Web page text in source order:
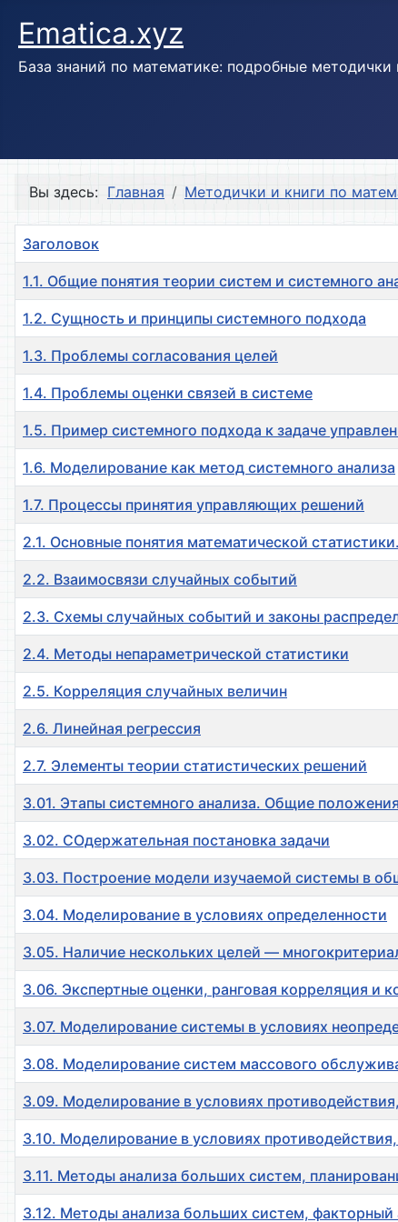
Ematica.xyz
База знаний по математике: подробные
Вы здесь: Главная Методички и книги по
Заголовок
1.1. Общие понятия теории систем и системного
1.2. Сущность и принципы системного подхода
1.3. Проблемы согласования целей
1.4. Проблемы оценки связей в системе
1.5. Пример системного подхода к задаче
1.6. Моделирование как метод системного анализа
1.7. Процессы принятия управляющих решений
2.1. Основные понятия математической
2.2. Взаимосвязи случайных событий
2.3. Схемы случайных событий и законы
2.4. Методы непараметрической статистики
2.5. Корреляция случайных величин
2.6. Линейная регрессия
2.7. Элементы теории статистических решений
3.01. Этапы системного анализа. Общие положения
3.02. СОдержательная постановка задачи
3.03. Построение модели изучаемой системы в
3.04. Моделирование в условиях определенности
3.05. Наличие нескольких целей —
3.06. Экспертные оценки, ранговая корреляция и
3.07. Моделирование системы в условиях
3.08. Моделирование систем массового
3.09. Моделирование в условиях
3.10. Моделирование в условиях
3.11. Методы анализа больших систем,
3.12. Методы анализа больших систем, факторный